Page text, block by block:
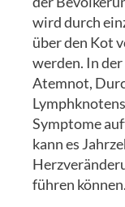
wird durch
über den Kot
werden. In der
Atemnot,
Symptome
kann es
führen können.